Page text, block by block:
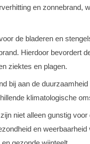
en zonnebrand,
de bladeren en
Hierdoor bevordert
ziektes en plagen.
bij aan de
klimatologische
niet alleen gunstig
en